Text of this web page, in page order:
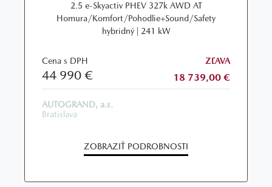
2.5 e-Skyactiv PHEV 327k AWD AT
Homura/Komfort/Pohodlie+Sound/Safety
hybridný | 241 kW
Cena s DPH
44 990 €
ZĽAVA
18 739,00 €
AUTOGRAND, a.s.
Bratislava
ZOBRAZIŤ PODROBNOSTI